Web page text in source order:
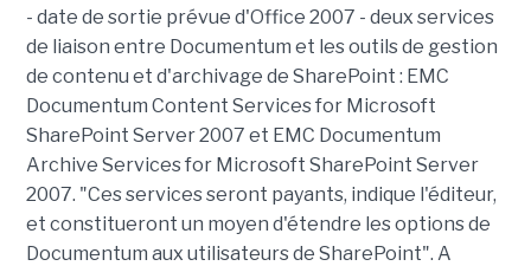
- date de sortie prévue d'Office 2007 - deux services
de liaison entre Documentum et les outils de gestion
de contenu et d'archivage de SharePoint : EMC
Documentum Content Services for Microsoft
SharePoint Server 2007 et EMC Documentum
Archive Services for Microsoft SharePoint Server
2007. "Ces services seront payants, indique l'éditeur,
et constitueront un moyen d'étendre les options de
Documentum aux utilisateurs de SharePoint". A